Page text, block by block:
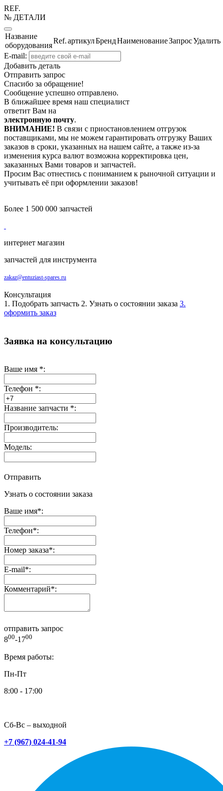
REF.
№ ДЕТАЛИ
Название
оборудования
Ref.артикулБрендНаименованиеЗапросУдалить
E-mail:
Добавить деталь
Отправить запрос
Спасибо за обращение!
Сообщение успешно отправлено.
В ближайшее время наш специалист
ответит Вам на
электронную почту.
ВНИМАНИЕ! В связи с приостановлением отгрузок
поставщиками, мы не можем гарантировать отгрузку Ваших
заказов в сроки, указанных на нашем сайте, а также из-за
изменения курса валют возможна корректировка цен,
заказанных Вами товаров и запчастей.
Просим Вас отнестись с пониманием к рыночной ситуации и
учитывать её при оформлении заказов!
Более 1 500 000 запчастей
интернет магазин
запчастей для инструмента
zakaz@entuziast-spares.ru
Консультация
1. Подобрать запчасть 2. Узнать о состоянии заказа 3.
оформить заказ
Заявка на консультацию
Ваше имя *:
Телефон *:
Название запчасти *:
Производитель:
Модель:
Отправить
Узнать о состоянии заказа
Ваше имя*:
Телефон*:
Номер заказа*:
E-mail*:
Комментарий*:
отправить запрос
800-1700
Время работы:
Пн-Пт
8:00 - 17:00
Сб-Вс – выходной
+7 (967) 024-41-94